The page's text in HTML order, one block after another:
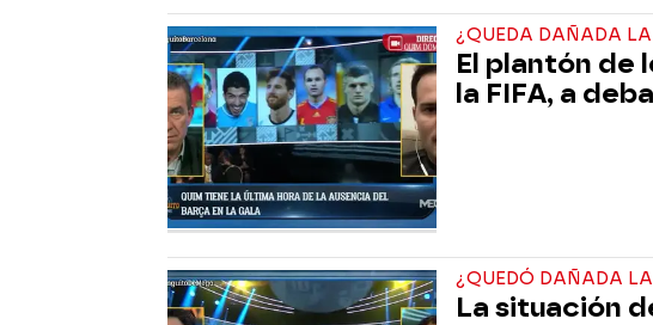
¿QUEDA DAÑADA
El plantón de
la FIFA, a
¿QUEDÓ DAÑADA
La situación